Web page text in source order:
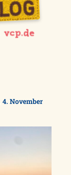
4. November